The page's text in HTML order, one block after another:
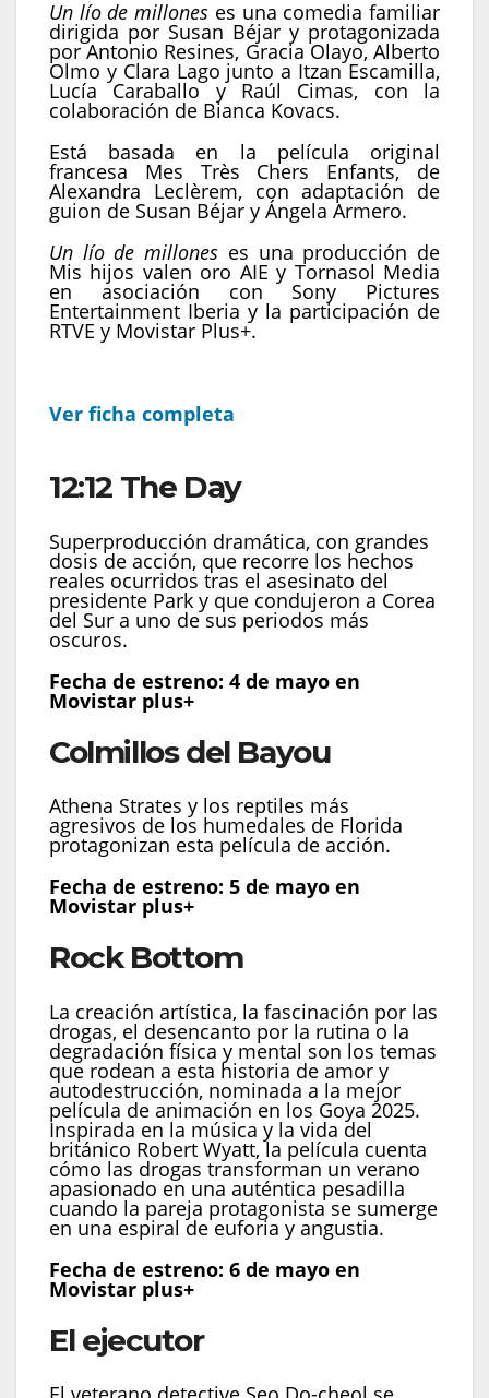
Un lío de millones es una comedia familiar
dirigida por Susan Béjar y protagonizada
por Antonio Resines, Gracia Olayo, Alberto
Olmo y Clara Lago junto a Itzan Escamilla,
Lucía Caraballo y Raúl Cimas, con la
colaboración de Bianca Kovacs.
Está basada en la película original
francesa Mes Très Chers Enfants, de
Alexandra Leclèrem, con adaptación de
guion de Susan Béjar y Ángela Armero.
Un lío de millones es una producción de
Mis hijos valen oro AIE y Tornasol Media
en asociación con Sony Pictures
Entertainment Iberia y la participación de
RTVE y Movistar Plus+.
Ver ficha completa
12:12 The Day
Superproducción dramática, con grandes
dosis de acción, que recorre los hechos
reales ocurridos tras el asesinato del
presidente Park y que condujeron a Corea
del Sur a uno de sus periodos más
oscuros.
Fecha de estreno: 4 de mayo en
Movistar plus+
Colmillos del Bayou
Athena Strates y los reptiles más
agresivos de los humedales de Florida
protagonizan esta película de acción.
Fecha de estreno: 5 de mayo en
Movistar plus+
Rock Bottom
La creación artística, la fascinación por las
drogas, el desencanto por la rutina o la
degradación física y mental son los temas
que rodean a esta historia de amor y
autodestrucción, nominada a la mejor
película de animación en los Goya 2025.
Inspirada en la música y la vida del
británico Robert Wyatt, la película cuenta
cómo las drogas transforman un verano
apasionado en una auténtica pesadilla
cuando la pareja protagonista se sumerge
en una espiral de euforia y angustia.
Fecha de estreno: 6 de mayo en
Movistar plus+
El ejecutor